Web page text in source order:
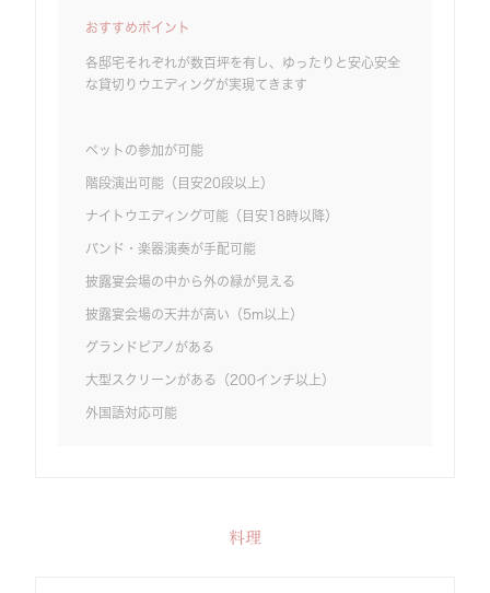
おすすめポイント
各邸宅それぞれが数百坪を有し、ゆったりと安心安全
な貸切りウエディングが実現てきます
ペットの参加が可能
階段演出可能（目安20段以上）
ナイトウエディング可能（目安18時以降）
バンド・楽器演奏が手配可能
披露宴会場の中から外の緑が見える
披露宴会場の天井が高い（5m以上）
グランドピアノがある
大型スクリーンがある（200インチ以上）
外国語対応可能
料理